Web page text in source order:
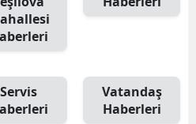
Servis
Vatandaş
Haberleri